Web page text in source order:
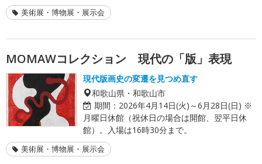
美術展・博物展・展示会
MOMAWコレクション 現代の「版」表現
現代版画史の変遷を見つめ直す
和歌山県・和歌山市
期間： 2026年4月14日(火)～6月28日(日) ※
月曜日休館（祝休日の場合は開館、翌平日休
館）。入場は16時30分まで。
美術展・博物展・展示会